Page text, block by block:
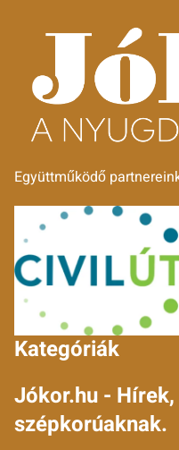
Együttműködő
Kategóriák
Jókor.hu -
szépkorúaknak.